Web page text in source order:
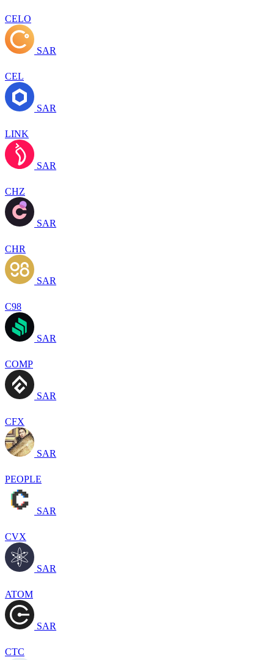
CELO
SAR
CEL
SAR
LINK
SAR
CHZ
SAR
CHR
SAR
C98
SAR
COMP
SAR
CFX
SAR
PEOPLE
SAR
CVX
SAR
ATOM
SAR
CTC